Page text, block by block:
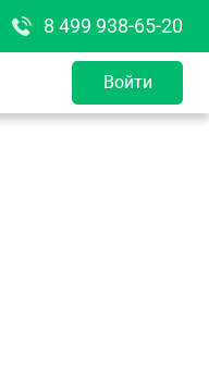
8 499 938-65-20
Войти